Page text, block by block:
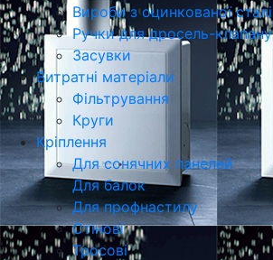
Вироби з оцинкованої сталі
Ручки для дросель-клапану
Засувки
Витратні матеріали
Фільтрування
Круги
Кріплення
Для сонячних панелей
Для балок
Для профнастилу
Стінові
Тросові